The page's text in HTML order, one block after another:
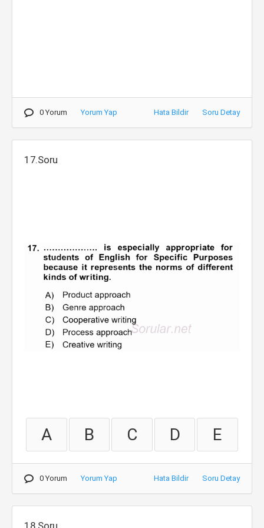
0 Yorum Yorum Yap Hata Bildir Soru Detay
17.Soru
A B C D E
0 Yorum Yorum Yap Hata Bildir Soru Detay
18.Soru